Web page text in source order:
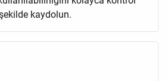
kaydolun.